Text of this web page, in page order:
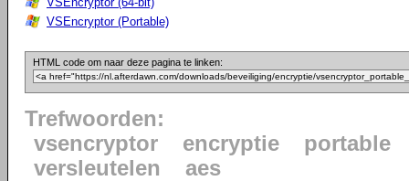
VSEncryptor (Portable)
HTML code om naar deze pagina te linken:
Trefwoorden:
vsencryptor
encryptie
portable
versleutelen
aes